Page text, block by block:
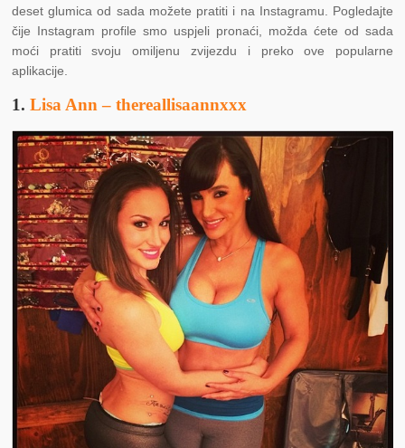
deset glumica od sada možete pratiti i na Instagramu. Pogledajte
čije Instagram profile smo uspjeli pronaći, možda ćete od sada
moći pratiti svoju omiljenu zvijezdu i preko ove popularne
aplikacije.
1. Lisa Ann – thereallisaannxxx